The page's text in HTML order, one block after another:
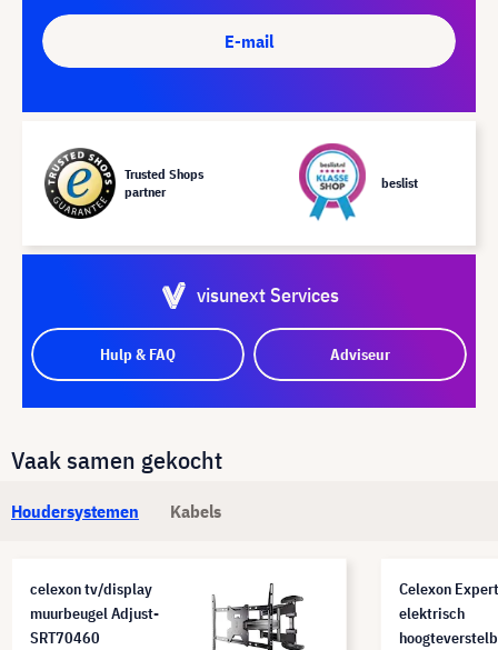
E-mail
Trusted Shops
partner
beslist
visunext Services
Hulp & FAQ Adviseur
Vaak samen gekocht
Houdersystemen Kabels
celexon tv/display
muurbeugel Adjust-
SRT70460
Celexon Expert
elektrisch